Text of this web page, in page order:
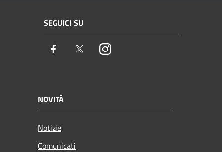
SEGUICI SU
Facebook TwitterInstagram
NOVITÀ
Notizie
Comunicati